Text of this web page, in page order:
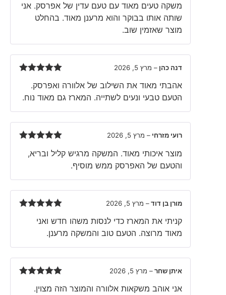
of 5
משקה טעים מאוד עם טעם עדין של אפרסק. אני
שותה אותו בבוקר והוא מרענן מאוד. בהחלט
מוצר שאזמין שוב.
of 5
דנה כהן – מרץ 5, 2026
אהבתי מאוד את השילוב של אלוורה ואפרסק.
הטעם טבעי ונעים לשתייה. המארז גם מאוד נוח.
of 5
רועי מזרחי – מרץ 5, 2026
מוצר איכותי מאוד. המשקה מרגיש קליל ובריא,
והטעם של האפרסק ממש מוסיף.
of 5
מורן בן דוד– מרץ 5, 2026
קניתי את המארז כדי לנסות משהו חדש ואני
מאוד מרוצה. הטעם טוב והמשקה מרענן.
of 5
איתן שחר– מרץ 5, 2026
אני אוהב משקאות אלוורה והמוצר הזה מצוין.